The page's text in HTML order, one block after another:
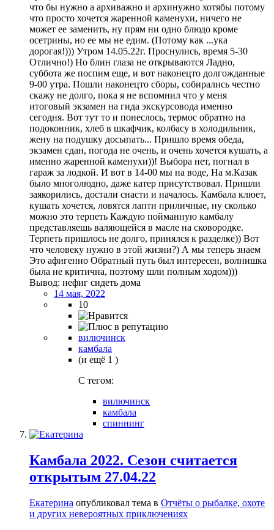
что бы нужно а архиважно и архинужно хотябы потому
что просто хочется жаренной каменухи, ничего не
может ее заменить, ну прям ни одно блюдо кроме
осетрины, но ее мы не едим. (Потому как ...ука
дорогая!))) Утром 14.05.22г. Проснулись, время 5-30
Отлично!) Но блин глаза не открываются Ладно,
суббота же поспим еще, и вот наконецто долгожданные
9-00 утра. Пошли наконецто сборы, собирались честно
скажу не долго, пока я не вспомнил что у меня
итоговый экзамен на гида экскурсовода именно
сегодня. Вот тут то и понеслось, термос обратно на
подоконник, хлеб в шкафчик, колбасу в холодильник,
жену на подушку досыпать... Пришло время обеда,
экзамен сдан, погода не очень, и очень хочется кушать, а
именно жаренной каменухи))! Выбора нет, погнал в
гараж за лодкой. И вот в 14-00 мы на воде, На м.Казак
было многолюдно, даже катер присутствовал. Пришли
заякорились, достали снасти и началось. Камбала клюет,
кушать хочется, ловятся лапти приличные, ну сколько
можно это терпеть Каждую пойманную камбалу
представляешь валяющейся в масле на сковородке.
Терпеть пришлось не долго, принялся к разделке)) Вот
что человеку нужно в этой жизни?) А мы теперь знаем
Это афигенно Обратный путь был интересен, волнишка
была не критична, поэтому шли полным ходом)))
Вывод: нефиг сидеть дома
14 мая, 2022
10
вилючинск
камбала
(и ещё 1 )
C тегом:
вилючинск
камбала
спиннинг
Камбала 2022. Сезон считается
открытым 27.04.22
Екатерина опубликовал тема в Отчёты о рыбалке, охоте
и других невероятных приключениях